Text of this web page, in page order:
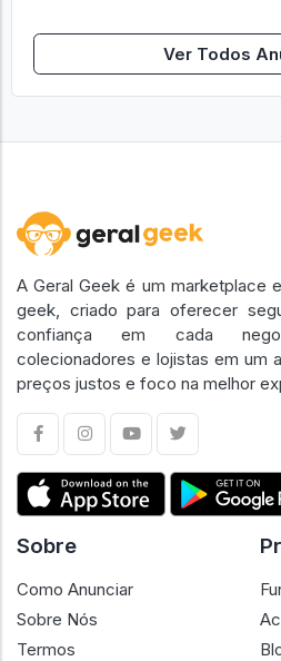
Ver Todos
A Geral Geek é um marketplace
geek, criado para oferecer
confiança em cada
colecionadores e lojistas em um
preços justos e foco na melhor
Sobre
Como Anunciar
Sobre Nós
Termos